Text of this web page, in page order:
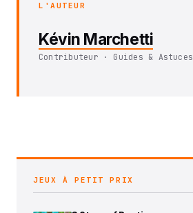
L'AUTEUR
Kévin Marchetti
Contributeur · Guides & Astuces
JEUX À PETIT PRIX